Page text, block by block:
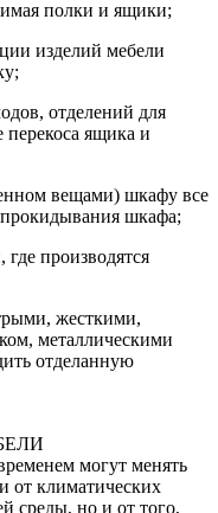
полки и ящики;
изделий мебели
отделений для
перекоса ящика и
вещами) шкафу все
шкафа;
производятся
жесткими,
металлическими
отделанную
могут менять
от климатических
среды, но и от того,